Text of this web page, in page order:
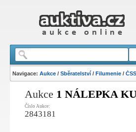
Navigace:Aukce /Sběratelství /Filumenie /
Aukce 1 NÁLEPKA
Číslo Aukce:
2843181